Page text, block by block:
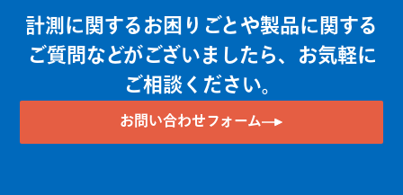
計測に関するお困りごとや製品に関する
ご質問などがございましたら、お気軽に
ご相談ください。
お問い合わせフォーム